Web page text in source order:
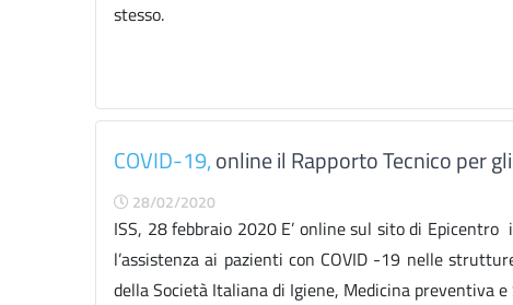
stesso.
COVID-19,online il Rapporto Tecnico per
28/02/2020
ISS, 28 febbraio 2020 E’ online sul sito di Epicentro
l’assistenza ai pazienti con COVID -19 nelle
della Società Italiana di Igiene, Medicina preventiva e